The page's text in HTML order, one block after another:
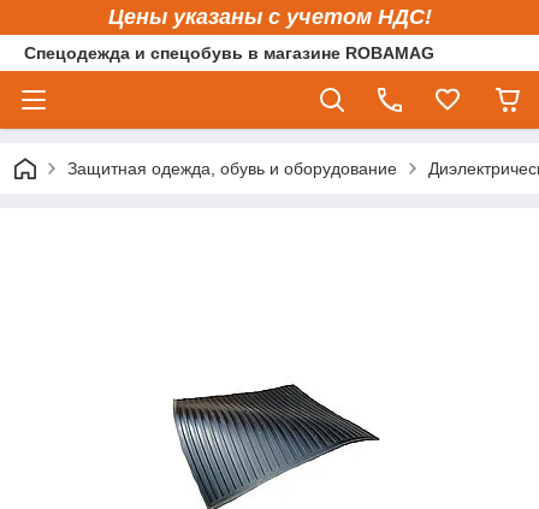
Цены указаны с учетом НДС!
Спецодежда и спецобувь в магазине ROBAMAG
Защитная одежда, обувь и оборудование